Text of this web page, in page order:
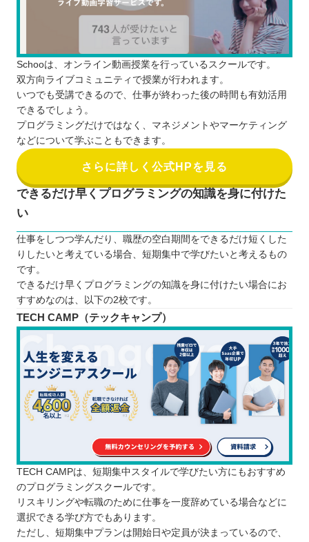
Schooは、オンライン動画授業を行っているスクールです。
双方向ライブコミュニティで授業が行われます。
いつでも受講できるので、仕事が終わった後の時間も有効活用
できるでしょう。
プログラミングだけではなく、マネジメントやマーケティング
などについて学ぶこともできます。
さらに詳しく公式HPを見る
できるだけ早くプログラミングの知識を身に付けた
い
仕事をしつつ学んだり、職歴の空白期間をできるだけ短くした
りしたいと考えている場合、短期集中で学びたいと考えるもの
です。
できるだけ早くプログラミングの知識を身に付けたい場合にお
すすめなのは、以下の2校です。
TECH CAMP（テックキャンプ）
TECH CAMPは、短期集中スタイルで学びたい方にもおすすめ
のプログラミングスクールです。
リスキリングや転職のために仕事を一度辞めている場合などに
選択できる学び方でもあります。
ただし、短期集中プランは開始日や定員が決まっているので、